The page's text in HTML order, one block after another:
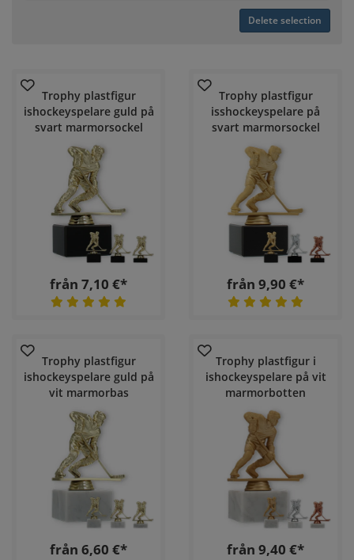
Delete selection
Trophy plastfigur
ishockeyspelare guld på
svart marmorsockel
från 7,10 €*
Trophy plastfigur
isshockeyspelare på
svart marmorsockel
från 9,90 €*
Trophy plastfigur
ishockeyspelare guld på
vit marmorbas
från 6,60 €*
Trophy plastfigur i
ishockeyspelare på vit
marmorbotten
från 9,40 €*